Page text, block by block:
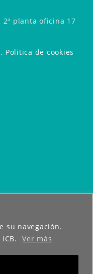
su navegación.
Ver más
2ª planta oficina 17
. Politica de cookies
los derechos